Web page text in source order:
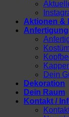
Aktionen &
Anfertigung
Dein
Dekoration
Dein Raum
Kontakt /